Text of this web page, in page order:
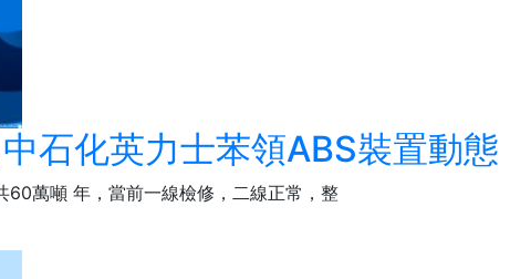
石化英力士苯領ABS裝置動態
60萬噸 年，當前一線檢修，二線正常，整